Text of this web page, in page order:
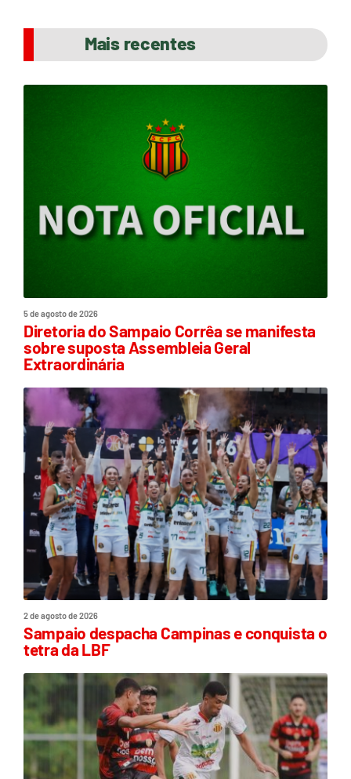
Mais recentes
5 de agosto de 2026
Diretoria do Sampaio Corrêa se manifesta
sobre suposta Assembleia Geral
Extraordinária
2 de agosto de 2026
Sampaio despacha Campinas e conquista o
tetra da LBF